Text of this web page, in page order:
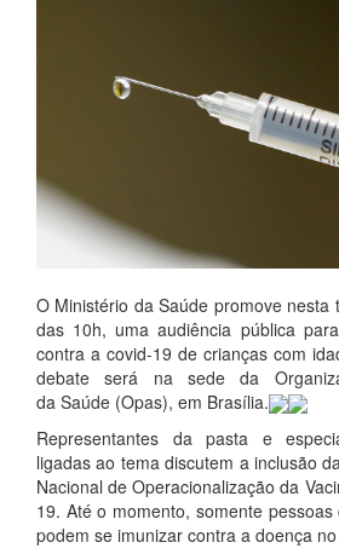
O Ministério da Saúde promove
das 10h, uma audiência pública
contra a covid-19 de crianças com
debate será na sede da
da Saúde (Opas), em Brasília.
Representantes da pasta e
ligadas ao tema discutem a inclusão
Nacional de Operacionalização da
19. Até o momento, somente
podem se imunizar contra a doença